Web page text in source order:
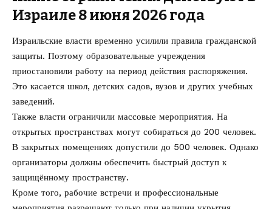
Израиле 8 июня 2026 года
Израильские власти временно усилили правила гражданской
защиты. Поэтому образовательные учреждения
приостановили работу на период действия распоряжения.
Это касается школ, детских садов, вузов и других учебных
заведений.
Также власти ограничили массовые мероприятия. На
открытых пространствах могут собираться до 200 человек.
В закрытых помещениях допустили до 500 человек. Однако
организаторы должны обеспечить быстрый доступ к
защищённому пространству.
Кроме того, рабочие встречи и профессиональные